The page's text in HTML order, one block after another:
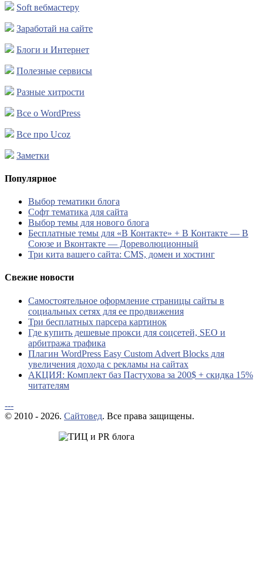
Soft вебмастеру
Заработай на сайте
Блоги и Интернет
Полезные сервисы
Разные хитрости
Все о WordPress
Все про Ucoz
Заметки
Популярное
Выбор тематики блога
Софт тематика для сайта
Выбор темы для нового блога
Бесплатные темы для «В Контакте» + В Контакте — В
Союзе и Вконтакте — Дореволюционный
Три кита вашего сайта: CMS, домен и хостинг
Свежие новости
Самостоятельное оформление страницы сайты в
социальных сетях для ее продвижения
Три бесплатных парсера картинок
Где купить дешевые прокси для соцсетей, SEO и
арбитража трафика
Плагин WordPress Easy Custom Advert Blocks для
увеличения дохода с рекламы на сайтах
АКЦИЯ: Комплект баз Пастухова за 200$ + скидка 15%
читателям
---
© 2010 - 2026. Сайтовед. Все права защищены.